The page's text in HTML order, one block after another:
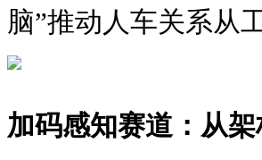
脑”推动人车关系从
加码感知赛道：从